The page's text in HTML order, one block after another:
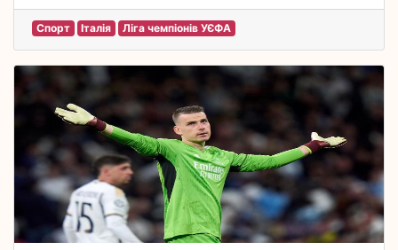
Спорт Італія Ліга чемпіонів УЄФА